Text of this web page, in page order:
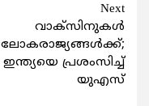
Next
വാക്‌സിനുകള്‍
ലോകരാജ്യങ്ങള്‍ക്ക്;
ഇന്ത്യയെ പ്രശംസിച്ച്
യുഎസ്